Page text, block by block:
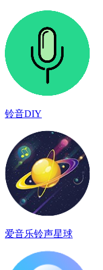
铃音DIY
爱音乐铃声星球